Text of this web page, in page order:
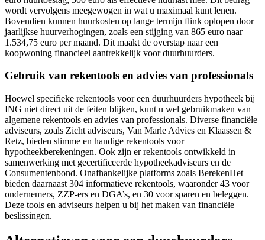
wordt vervolgens meegewogen in wat u maximaal kunt lenen.
Bovendien kunnen huurkosten op lange termijn flink oplopen door
jaarlijkse huurverhogingen, zoals een stijging van 865 euro naar
1.534,75 euro per maand. Dit maakt de overstap naar een
koopwoning financieel aantrekkelijk voor duurhuurders.
Gebruik van rekentools en advies van professionals
Hoewel specifieke rekentools voor een duurhuurders hypotheek bij
ING niet direct uit de feiten blijken, kunt u wel gebruikmaken van
algemene rekentools en advies van professionals. Diverse financiële
adviseurs, zoals Zicht adviseurs, Van Marle Advies en Klaassen &
Retz, bieden slimme en handige rekentools voor
hypotheekberekeningen. Ook zijn er rekentools ontwikkeld in
samenwerking met gecertificeerde hypotheekadviseurs en de
Consumentenbond. Onafhankelijke platforms zoals BerekenHet
bieden daarnaast 304 informatieve rekentools, waaronder 43 voor
ondernemers, ZZP-ers en DGA’s, en 30 voor sparen en beleggen.
Deze tools en adviseurs helpen u bij het maken van financiële
beslissingen.